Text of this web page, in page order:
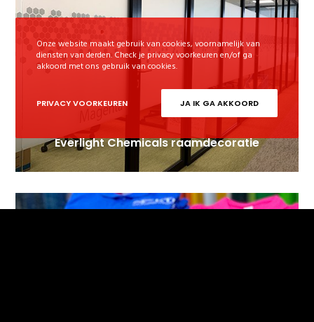
Everlight Chemicals raamdecoratie
Onze website maakt gebruik van cookies, voornamelijk van
diensten van derden. Check je privacy voorkeuren en/of ga
akkoord met ons gebruik van cookies.
PRIVACY VOORKEUREN JA IK GA AKKOORD